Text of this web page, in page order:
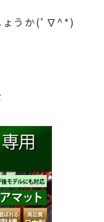
ょうか(ﾟ∇^*)